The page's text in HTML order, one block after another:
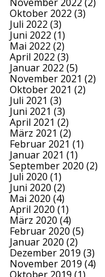
November 2022 (2)
Oktober 2022 (3)
Juli 2022 (3)
Juni 2022 (1)
Mai 2022 (2)
April 2022 (3)
Januar 2022 (5)
November 2021 (2)
Oktober 2021 (2)
Juli 2021 (3)
Juni 2021 (3)
April 2021 (2)
März 2021 (2)
Februar 2021 (1)
Januar 2021 (1)
September 2020 (2)
Juli 2020 (1)
Juni 2020 (2)
Mai 2020 (4)
April 2020 (1)
März 2020 (4)
Februar 2020 (5)
Januar 2020 (2)
Dezember 2019 (3)
November 2019 (4)